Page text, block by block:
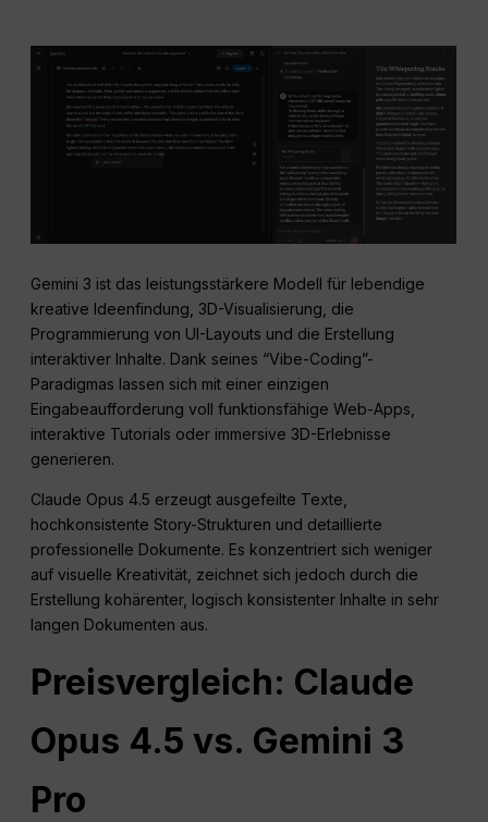
Gemini 3 ist das leistungsstärkere Modell für lebendige
kreative Ideenfindung, 3D-Visualisierung, die
Programmierung von UI-Layouts und die Erstellung
interaktiver Inhalte. Dank seines “Vibe-Coding”-
Paradigmas lassen sich mit einer einzigen
Eingabeaufforderung voll funktionsfähige Web-Apps,
interaktive Tutorials oder immersive 3D-Erlebnisse
generieren.
Claude Opus 4.5 erzeugt ausgefeilte Texte,
hochkonsistente Story-Strukturen und detaillierte
professionelle Dokumente. Es konzentriert sich weniger
auf visuelle Kreativität, zeichnet sich jedoch durch die
Erstellung kohärenter, logisch konsistenter Inhalte in sehr
langen Dokumenten aus.
Preisvergleich: Claude
Opus 4.5 vs. Gemini 3
Pro